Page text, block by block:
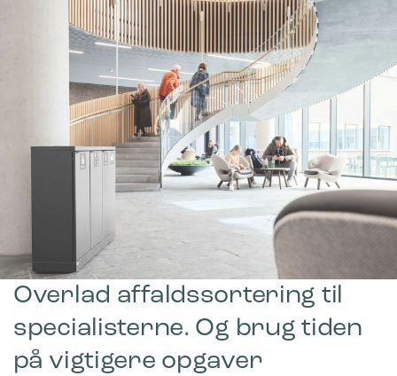
Overlad affaldssortering til
specialisterne. Og brug tiden
på vigtigere opgaver